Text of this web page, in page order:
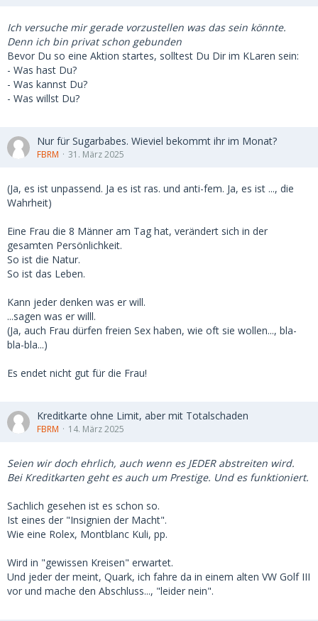
Ich versuche mir gerade vorzustellen was das sein könnte.
Denn ich bin privat schon gebunden
Bevor Du so eine Aktion startes, solltest Du Dir im KLaren sein:
- Was hast Du?
- Was kannst Du?
- Was willst Du?
Nur für Sugarbabes. Wieviel bekommt ihr im Monat?
FBRM 31. März 2025
(Ja, es ist unpassend. Ja es ist ras. und anti-fem. Ja, es ist ..., die
Wahrheit)
Eine Frau die 8 Männer am Tag hat, verändert sich in der
gesamten Persönlichkeit.
So ist die Natur.
So ist das Leben.
Kann jeder denken was er will.
...sagen was er willl.
(Ja, auch Frau dürfen freien Sex haben, wie oft sie wollen..., bla-
bla-bla...)
Es endet nicht gut für die Frau!
Kreditkarte ohne Limit, aber mit Totalschaden
FBRM 14. März 2025
Seien wir doch ehrlich, auch wenn es JEDER abstreiten wird.
Bei Kreditkarten geht es auch um Prestige. Und es funktioniert.
Sachlich gesehen ist es schon so.
Ist eines der "Insignien der Macht".
Wie eine Rolex, Montblanc Kuli, pp.
Wird in "gewissen Kreisen" erwartet.
Und jeder der meint, Quark, ich fahre da in einem alten VW Golf III
vor und mache den Abschluss..., "leider nein".